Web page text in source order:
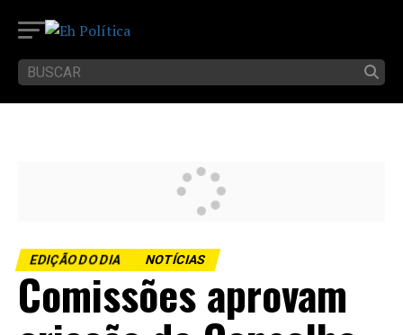
EDIÇÃO DO DIA NOTÍCIAS
Comissões aprovam